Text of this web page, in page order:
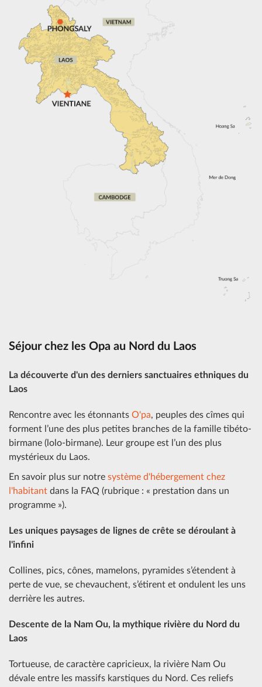
Séjour chez les Opa au Nord du Laos
La découverte d'un des derniers sanctuaires ethniques du
Laos
Rencontre avec les étonnants O'pa, peuples des cîmes qui
forment l’une des plus petites branches de la famille tibéto-
birmane (lolo-birmane). Leur groupe est l’un des plus
mystérieux du Laos.
En savoir plus sur notre système d'hébergement chez
l'habitant dans la FAQ (rubrique : « prestation dans un
programme »).
Les uniques paysages de lignes de crête se déroulant à
l'infini
Collines, pics, cônes, mamelons, pyramides s’étendent à
perte de vue, se chevauchent, s’étirent et ondulent les uns
derrière les autres.
Descente de la Nam Ou, la mythique rivière du Nord du
Laos
Tortueuse, de caractère capricieux, la rivière Nam Ou
dévale entre les massifs karstiques du Nord. Ces reliefs